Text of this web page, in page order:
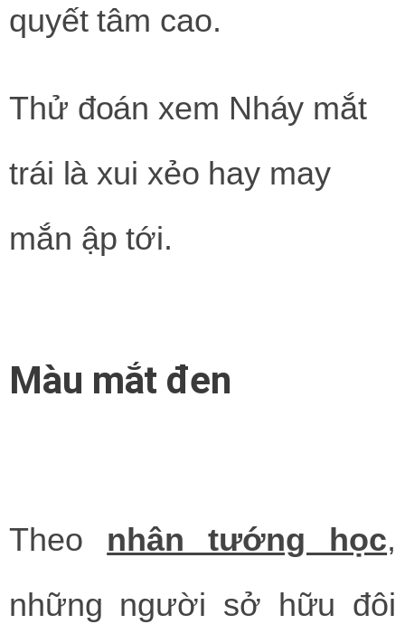
quyết tâm cao.
Thử đoán xem Nháy mắt
trái là xui xẻo hay may
mắn ập tới.
Màu mắt đen
Theo nhân tướng học,
những người sở hữu đôi